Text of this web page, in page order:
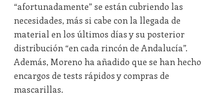
“afortunadamente” se están cubriendo las
necesidades, más si cabe con la llegada de
material en los últimos días y su posterior
distribución “en cada rincón de Andalucía”.
Además, Moreno ha añadido que se han hecho
encargos de tests rápidos y compras de
mascarillas.